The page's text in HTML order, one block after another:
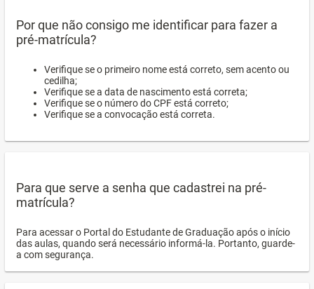
Por que não consigo me identificar para fazer a
pré-matrícula?
Verifique se o primeiro nome está correto, sem acento ou
cedilha;
Verifique se a data de nascimento está correta;
Verifique se o número do CPF está correto;
Verifique se a convocação está correta.
Para que serve a senha que cadastrei na pré-
matrícula?
Para acessar o Portal do Estudante de Graduação após o início
das aulas, quando será necessário informá-la. Portanto, guarde-
a com segurança.